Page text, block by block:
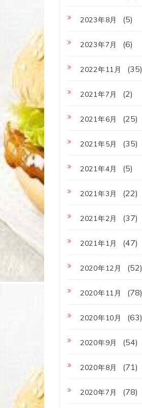
2023年8月 (5)
2023年7月 (6)
2022年11月 (35)
2021年7月 (2)
2021年6月 (25)
2021年5月 (35)
2021年4月 (5)
2021年3月 (22)
2021年2月 (37)
2021年1月 (47)
2020年12月 (52)
2020年11月 (78)
2020年10月 (63)
2020年9月 (54)
2020年8月 (71)
2020年7月 (78)